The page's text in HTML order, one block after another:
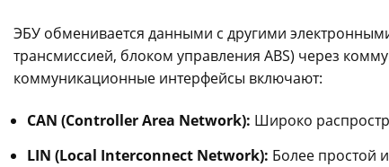
ЭБУ обменивается данными с другими
трансмиссией, блоком управления ABS) через
коммуникационные интерфейсы включают:
CAN (Controller Area Network): Широко
LIN (Local Interconnect Network): Более простой